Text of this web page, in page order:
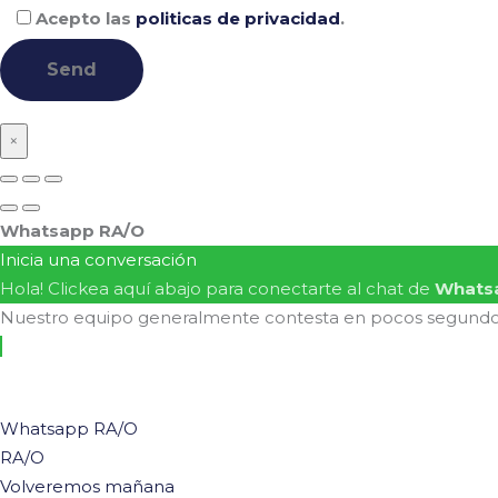
Acepto las politicas de privacidad.
×
Whatsapp RA/O
Inicia una conversación
Hola! Clickea aquí abajo para conectarte al chat de
Nuestro equipo generalmente contesta en pocos
Whatsapp RA/O
RA/O
Volveremos mañana